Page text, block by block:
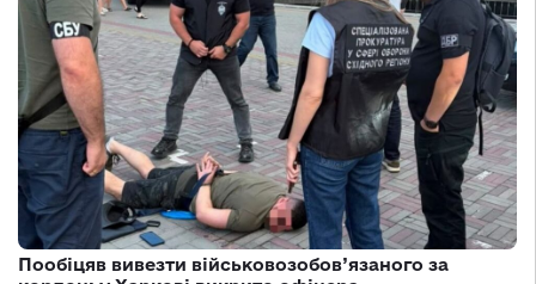
Пообіцяв вивезти військовозобов’язаного за